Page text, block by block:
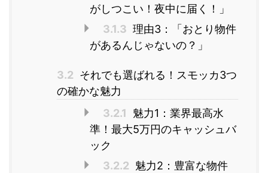
がしつこい！夜中に届く！」
3.1.3 理由3：「おとり物件
があるんじゃないの？」
3.2 それでも選ばれる！スモッカ3つ
の確かな魅力
3.2.1
魅力1：業界最高水
準！最大5万円のキャッシュバ
ック
3.2.2 魅力2：豊富な物件